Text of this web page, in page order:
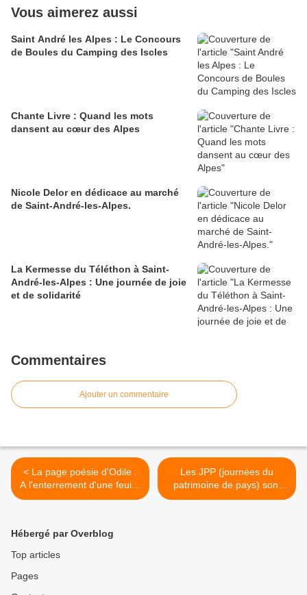
Vous aimerez aussi
Saint André les Alpes : Le Concours
de Boules du Camping des Iscles
Chante Livre : Quand les mots
dansent au cœur des Alpes
Nicole Delor en dédicace au marché
de Saint-André-les-Alpes.
La Kermesse du Téléthon à Saint-
André-les-Alpes : Une journée de joie
et de solidarité
Commentaires
Ajouter un commentaire
< La page poésie d'Odile :
A l'enterrement d'une feuille
morte
Les JPP (journées du
patrimoine de pays) sont
lancées ! >
Hébergé par Overblog
Top articles
Pages